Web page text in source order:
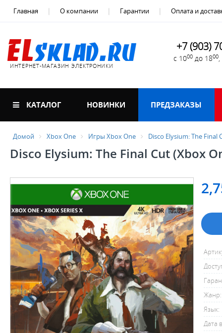
Главная О компании Гарантии Оплата и
ИНТЕРНЕТ-МАГАЗИН ЭЛЕКТРОНИКИ
+7 (903)
с 1000 до 1800
КАТАЛОГ НОВИНКИ ПРЕДЗАКАЗЫ
Домой Xbox One Игры Xbox One Disco Elysium: The Final
Disco Elysium: The Final Cut (Xbox
Жанр:
Язык:
Дата